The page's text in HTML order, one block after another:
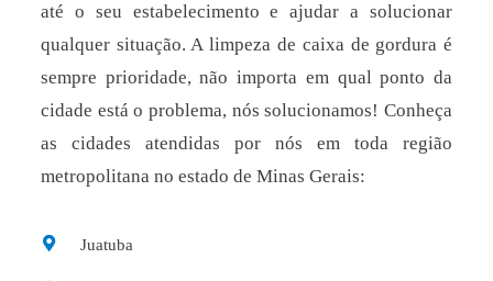
até o seu estabelecimento e ajudar a solucionar
qualquer situação. A limpeza de caixa de gordura é
sempre prioridade, não importa em qual ponto da
cidade está o problema, nós solucionamos! Conheça
as cidades atendidas por nós em toda região
metropolitana no estado de Minas Gerais:
Juatuba